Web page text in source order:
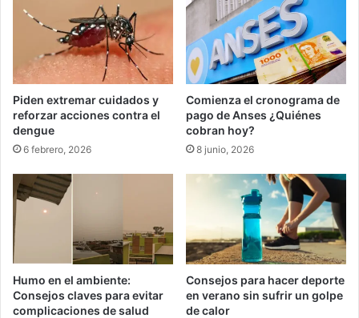
Piden extremar cuidados y
reforzar acciones contra el
dengue
6 febrero, 2026
Comienza el cronograma de
pago de Anses ¿Quiénes
cobran hoy?
8 junio, 2026
Humo en el ambiente:
Consejos claves para evitar
complicaciones de salud
Consejos para hacer deporte
en verano sin sufrir un golpe
de calor